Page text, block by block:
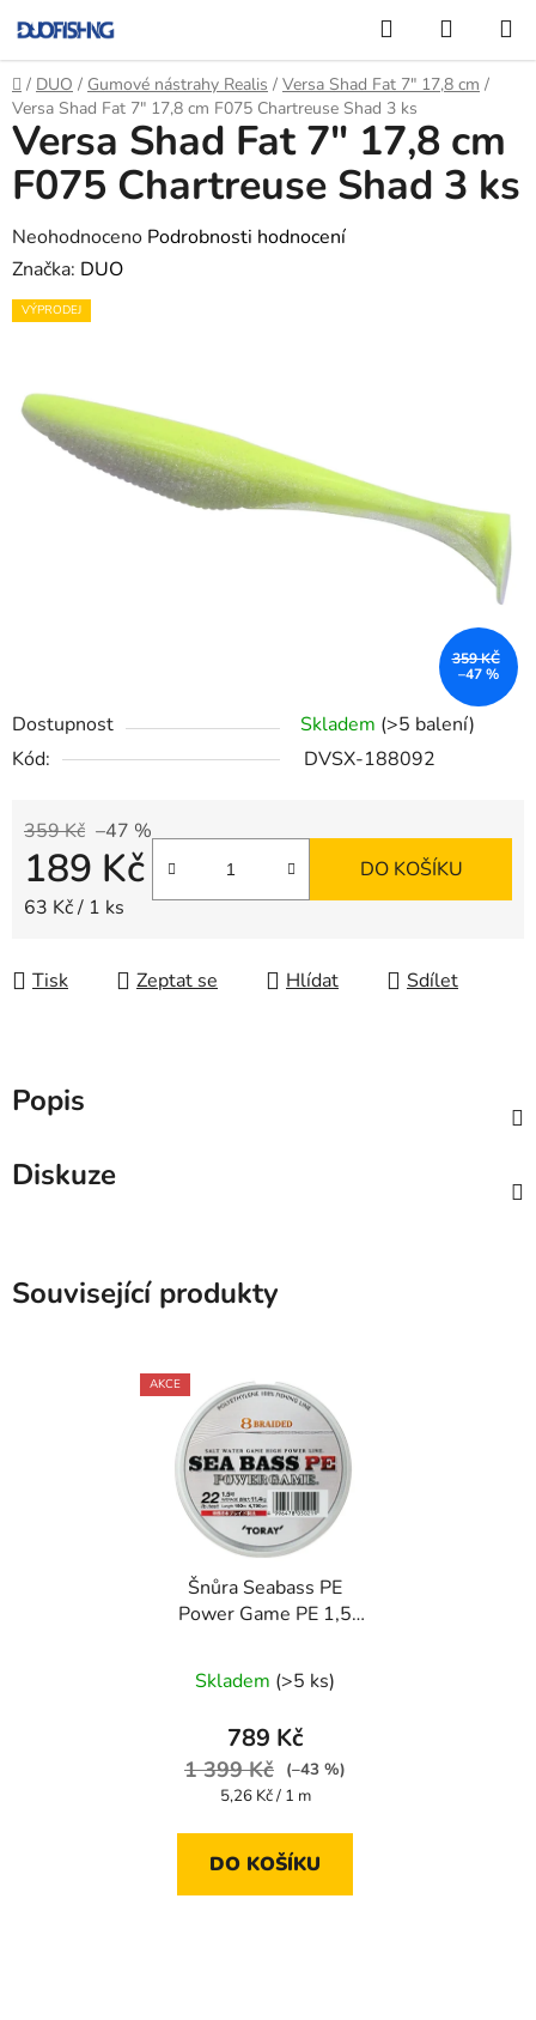
na
obsah
Hledat
KOŠÍK
Domů
/ DUO / Gumové nástrahy Realis / Versa Shad Fat 7" 17,8 cm /
Versa Shad Fat 7" 17,8 cm F075 Chartreuse Shad 3 ks
Dostupnost Skladem (>5 balení)
Kód:
DVSX-188092
359 Kč –47 %
189 Kč
Měrná cena:
63 Kč / 1 ks
DO KOŠÍKU
Tisk Zeptat se Hlídat Sdílet
Versa Shad Fat 7" 17,8 cm
F075 Chartreuse Shad 3 ks
Průměrné
hodnocení
produktu
hvězdiček.
Neohodnoceno Podrobnosti hodnocení
Značka: DUO
VÝPRODEJ
359 KČ
–47 %
Popis
Diskuze
Související produkty
AKCE
Šnůra Seabass PE
Power Game PE 1,5
Skladem (>5 ks)
789 Kč
1 399 Kč
(–43 %)
Měrná
5,26 Kč / 1 m
DO KOŠÍKU